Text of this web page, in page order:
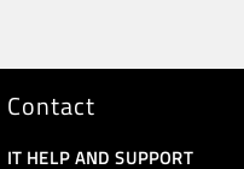
Contact
IT HELP AND SUPPORT